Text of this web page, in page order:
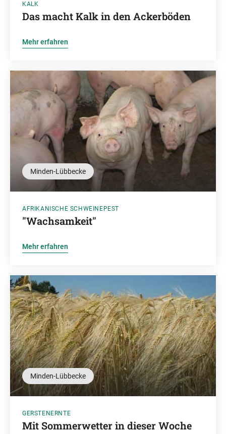
KALK
Das macht Kalk in den Ackerböden
Mehr erfahren
Minden-Lübbecke
AFRIKANISCHE SCHWEINEPEST
"Wachsamkeit"
Mehr erfahren
Minden-Lübbecke
GERSTENERNTE
Mit Sommerwetter in dieser Woche